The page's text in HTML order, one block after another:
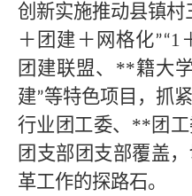
创新实施推动县镇村
＋团建＋网格化”“1
团建联盟、 **籍大
建”等特色项目，抓
行业团工委、 ** 团
团支部团支部覆盖
革工作的探路石。